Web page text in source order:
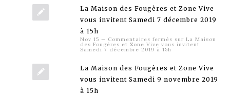
La Maison des Fougères et Zone Vive
vous invitent Samedi 7 décembre 2019
à 15h
Nov 15 — Commentaires fermés sur La Maison
des Fougères et Zone Vive vous invitent
Samedi 7 décembre 2019 à 15h
La Maison des Fougères et Zone Vive
vous invitent Samedi 9 novembre 2019
à 15h